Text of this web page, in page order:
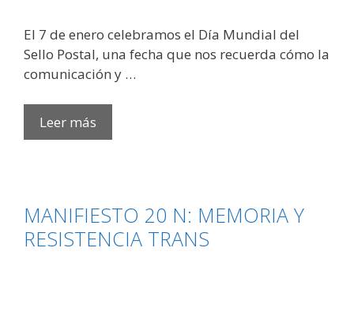
​El 7 de enero celebramos el Día Mundial del
Sello Postal, una fecha que nos recuerda cómo la
comunicación y …
Leer más
la
futuro:
Hacia
MANIFIESTO 20 N: MEMORIA Y
RESISTENCIA TRANS